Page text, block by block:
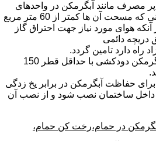
مصرف مانند آبگرمکن در واحدهای
مسکونی و غیر مسکونی که مسحت آن ها کمتر از 60 متر مربع
هوای مورد نیاز جهت احتراق گاز
دائمی
راه دارد تامین گردد.
در بالای محل نصب آبگرمکن دودکشی با حداقل قطر 150
حفاظت آبگرمکن در برابر یخ زدگی
داخل ساختمان نصب شود و از نصب آن
در حمام،رخت کن حمام،